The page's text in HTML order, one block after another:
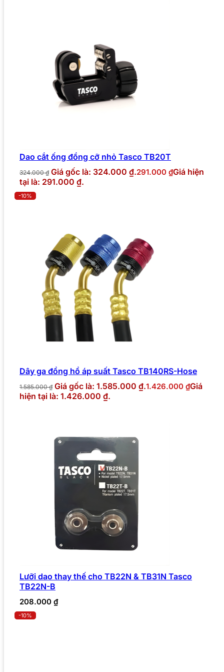
Dao cắt ống đồng cỡ nhỏ Tasco TB20T
324.000₫ Giá gốc là: 324.000 ₫.291.000 ₫Giá hiện
tại là: 291.000 ₫.
-10%
Dây ga đồng hồ áp suất Tasco TB140RS-Hose
1.585.000₫ Giá gốc là: 1.585.000 ₫.1.426.000 ₫Giá
hiện tại là: 1.426.000 ₫.
Lưỡi dao thay thế cho TB22N & TB31N Tasco
TB22N-B
208.000 ₫
-10%